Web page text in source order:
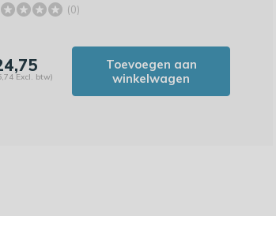
(0)
Excl. btw)
Toevoegen aan
winkelwagen